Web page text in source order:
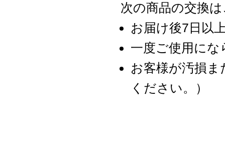
次の商品の交換
お届け後7日以
一度ご使用に
お客様が汚損
ください。）